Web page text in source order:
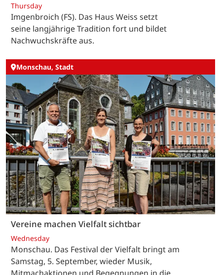
Thursday
Imgenbroich (FS). Das Haus Weiss setzt
seine langjährige Tradition fort und bildet
Nachwuchskräfte aus.
Monschau, Stadt
Vereine machen Vielfalt sichtbar
Wednesday
Monschau. Das Festival der Vielfalt bringt am
Samstag, 5. September, wieder Musik,